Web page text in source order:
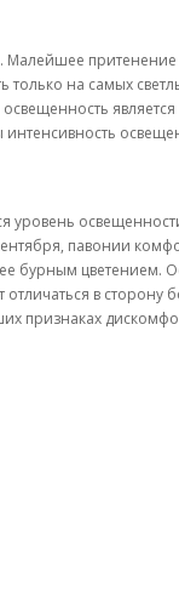
притенение
на самых
павонии
бурным
в
признаках